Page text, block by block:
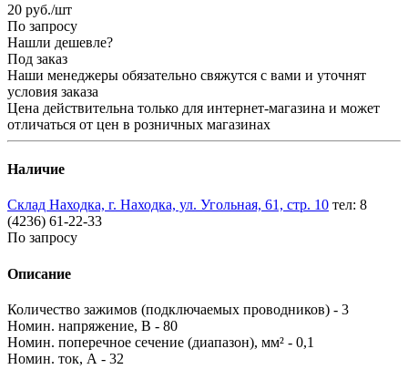
20 руб./шт
По запросу
Нашли дешевле?
Под заказ
Наши менеджеры обязательно свяжутся с вами и уточнят
условия заказа
Цена действительна только для интернет-магазина и может
отличаться от цен в розничных магазинах
Наличие
Склад Находка, г. Находка, ул. Угольная, 61, стр. 10 тел: 8
(4236) 61-22-33
По запросу
Описание
Количество зажимов (подключаемых проводников) - 3
Номин. напряжение, В - 80
Номин. поперечное сечение (диапазон), мм² - 0,1
Номин. ток, А - 32